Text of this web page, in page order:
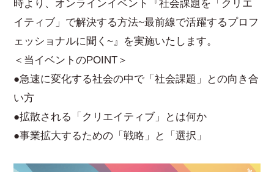
時より、オンラインイベント『社会課題を「クリエ
イティブ」で解決する方法~最前線で活躍するプロフ
ェッショナルに聞く~』を実施いたします。
＜当イベントのPOINT＞
●急速に変化する社会の中で「社会課題」との向き合
い方
●拡散される「クリエイティブ」とは何か
●事業拡大するための「戦略」と「選択」